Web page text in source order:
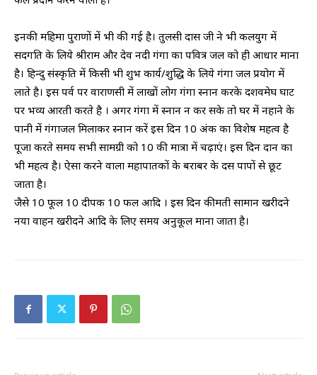
इनकी महिमा पुराणों में भी की गई है। तुलसी दास जी ने भी कलयुग में
सदगति के लिये श्रीराम और देव नदी गंगा का पवित्र जल को ही आधार माना
है। हिन्दु संस्कृति में किसी भी शुभ कार्य/शुद्धि के लिये गंगा जल प्रयोग में
लाते है। इस पर्व पर वाराणसी में लाखों लोग गंगा स्नान करके दशवमेघ घाट
पर भव्य आरती करते है । अगर गंगा में स्नान न कर सके तो घर में नहाने के
पानी में गंगाजल मिलाकर स्नान करें इस दिन 10 अंक का विशेष महत्व है
पूजा करते समय सभी सामग्री को 10 की मात्रा में चढ़ाएं। इस दिन दान का
भी महत्व है। ऐसा करने वाला महापातकों के बराबर के दस पापों से छूट
जाता है।
जैसे 10 फूल 10 दीपक 10 फल आदि । इस दिन कीमती सामान खरीदने
नया वाहन खरीदने आदि के लिए समय अनुकूल माना जाता है।